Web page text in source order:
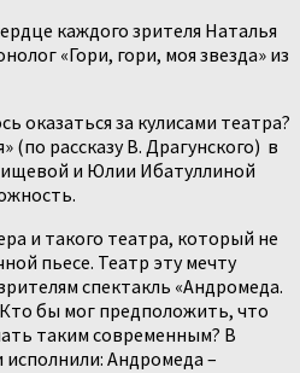
каждого зрителя Наталья
«Гори, гори, моя звезда» из
оказаться за кулисами театра?
(по рассказу В. Драгунского) в
и Юлии Ибатуллиной
и такого театра, который не
пьесе. Театр эту мечту
спектакль «Андромеда.
бы мог предположить, что
таким современным? В
Андромеда –